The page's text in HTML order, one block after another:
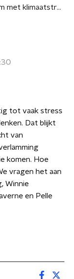
Hoe gaan jongeren om met klimaatstress?
tot vaak stress
Dat blijkt
van
komen. Hoe
vragen het aan
Winnie
en Pelle